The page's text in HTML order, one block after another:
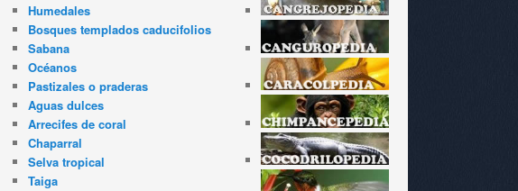
Humedales
Bosques templados caducifolios
Sabana
Océanos
Pastizales o praderas
Aguas dulces
Arrecifes de coral
Chaparral
Selva tropical
Taiga